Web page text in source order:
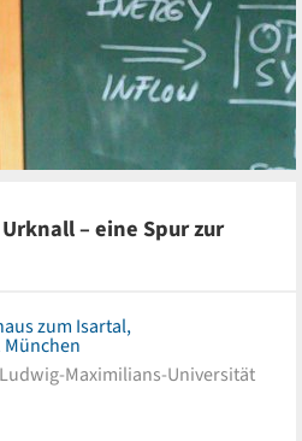
– eine Spur zur
zum Isartal,
Maximilians-Universität